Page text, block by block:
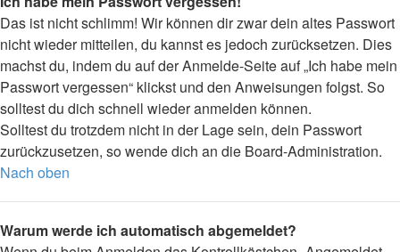
Das ist nicht schlimm! Wir können dir zwar dein altes Passwort
nicht wieder mitteilen, du kannst es jedoch zurücksetzen. Dies
machst du, indem du auf der Anmelde-Seite auf „Ich habe mein
Passwort vergessen“ klickst und den Anweisungen folgst. So
solltest du dich schnell wieder anmelden können.
Solltest du trotzdem nicht in der Lage sein, dein Passwort
zurückzusetzen, so wende dich an die Board-Administration.
Nach oben
Warum werde ich automatisch abgemeldet?